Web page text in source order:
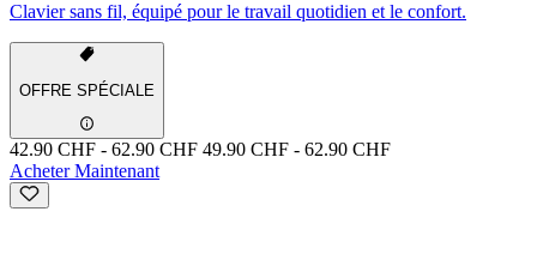
Clavier sans fil, équipé pour le travail quotidien et le confort.
OFFRE SPÉCIALE
42.90 CHF - 62.90 CHF 49.90 CHF - 62.90 CHF
Acheter Maintenant